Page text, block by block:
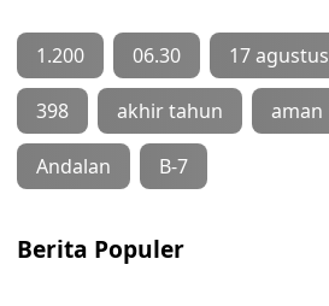
1.200 06.30 17 agustus
398 akhir tahun aman
Andalan B-7
Berita Populer